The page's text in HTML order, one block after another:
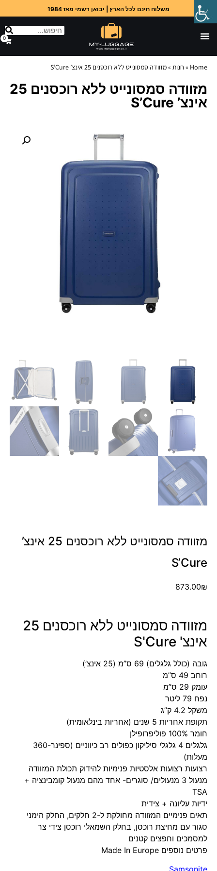
משלוח חינם לכל הארץ | יבואן רשמי מאז 1984
0
Home
» חנות »מזוודה סמסונייט ללא רוכסנים 25 אינצ’ S’Cure
מזוודה סמסונייט ללא רוכסנים 25
אינצ’ S’Cure
מזוודה סמסונייט ללא רוכסנים 25 אינצ’
S’Cure
873.00₪
מזוודה סמסונייט ללא רוכסנים 25
אינצ' S'Cure
גובה (כולל גלגלים) 69 ס”מ (25 אינצ’)
רוחב 49 ס”מ
עומק 29 ס”מ
נפח 79 ליטר
משקל 4.2 ק”ג
תקופת אחריות 5 שנים (אחריות בינלאומית)
חומר 100% פוליפרופילן
גלגלים 4 גלגלי סיליקון כפולים רב כיווניים (ספינר-360
מעלות)
רצועות רצועות אלסטיות פנימיות להידוק תכולת המזוודה
מנעול 3 מנעולים/ סוגרים- אחד מהם מנעול קומבינציה +
TSA
ידיות עליונה + צידית
תאים פנימיים המזוודה מחולקת ל-2 חלקים, החלק הימני
סגור עם מחיצת רוכסן, בחלק השמאלי רוכסן צידי צר
למסמכים וחפצים קטנים
פרטים נוספים Made In Europe
Samsonite